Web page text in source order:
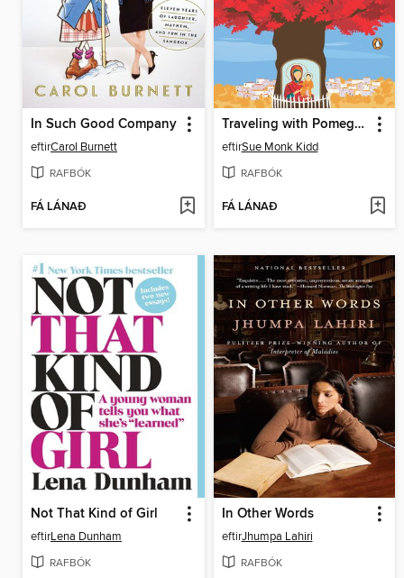
In Such Good Company
eftirCarol Burnett
RAFBÓK
FÁ LÁNAÐ
Traveling with Pomegranates
eftirSue Monk Kidd
RAFBÓK
FÁ LÁNAÐ
Not That Kind of Girl
eftirLena Dunham
RAFBÓK
In Other Words
eftirJhumpa Lahiri
RAFBÓK